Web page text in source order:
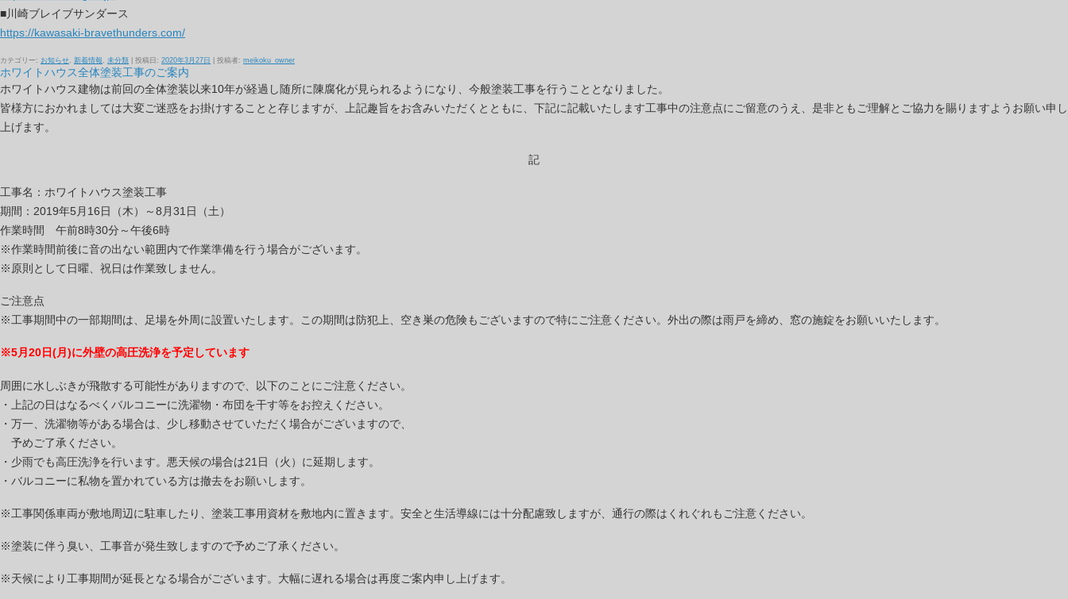
■川崎ブレイブサンダース
https://kawasaki-bravethunders.com/
カテゴリー: お知らせ 新着情報 未分類 | 投稿日: 2020年3月27日 投稿者: meikoku_owner
ホワイトハウス全体塗装工事のご案内
ホワイトハウス建物は前回の全体塗装以来10年が経過し随所に陳腐化が見られるようになり、今般塗装工事を行うこととなりました。
皆様方におかれましては大変ご迷惑をお掛けすることと存じますが、上記趣旨をお含みいただくとともに、下記に記載いたします工事中の注意点にご留意のうえ、是非ともご理解とご協力を賜りますようお願い申し
上げます。
記
工事名：ホワイトハウス塗装工事
期間：2019年5月16日（木）～8月31日（土）
作業時間 午前8時30分～午後6時
※作業時間前後に音の出ない範囲内で作業準備を行う場合がございます。
※原則として日曜、祝日は作業致しません。
ご注意点
※工事期間中の一部期間は、足場を外周に設置いたします。この期間は防犯上、空き巣の危険もございますので特にご注意ください。外出の際は雨戸を締め、窓の施錠をお願いいたします。
※5月20日(月)に外壁の高圧洗浄を予定しています
周囲に水しぶきが飛散する可能性がありますので、以下のことにご注意ください。
・上記の日はなるべくバルコニーに洗濯物・布団を干す等をお控えください。
・万一、洗濯物等がある場合は、少し移動させていただく場合がございますので、
予めご了承ください。
・少雨でも高圧洗浄を行います。悪天候の場合は21日（火）に延期します。
・バルコニーに私物を置かれている方は撤去をお願いします。
※工事関係車両が敷地周辺に駐車したり、塗装工事用資材を敷地内に置きます。安全と生活導線には十分配慮致しますが、通行の際はくれぐれもご注意ください。
※塗装に伴う臭い、工事音が発生致しますので予めご了承ください。
※天候により工事期間が延長となる場合がございます。大幅に遅れる場合は再度ご案内申し上げます。